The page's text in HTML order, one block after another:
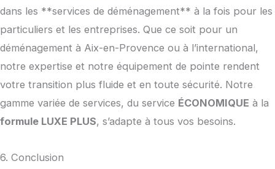
dans les **services de déménagement** à la fois pour les
particuliers et les entreprises. Que ce soit pour un
déménagement à Aix-en-Provence ou à l’international,
notre expertise et notre équipement de pointe rendent
votre transition plus fluide et en toute sécurité. Notre
gamme variée de services, du service ÉCONOMIQUE à la
formule LUXE PLUS, s’adapte à tous vos besoins.
6. Conclusion